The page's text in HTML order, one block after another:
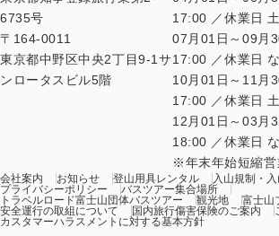
6735号
〒164-0011
東京都中野区中央2丁目9-1サ
ンロータスビル5階
17:00 ／休業日
07月01日～09月
17:00 ／休業日
10月01日～11月
17:00 ／休業日
12月01日～03月
18:00 ／休業日
年末年始短縮
会社案内 お知らせ 登山用具レンタル
入山規制・
プライバシーポリシー
バスツアー集合場所
トラベルロード富士山団体バスツアー
観光地
富士山
安全運行の取組について
国内旅行傷害保険のご案内
カスタマーハラスメントに対する基本方針